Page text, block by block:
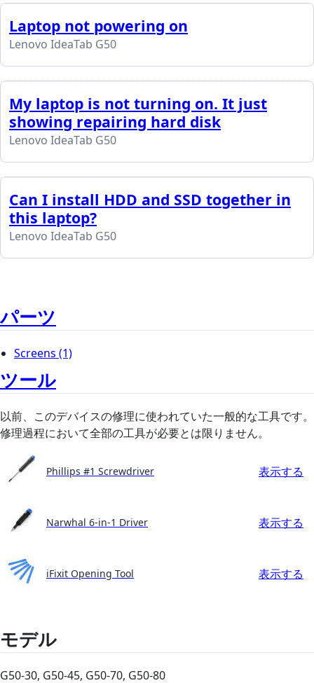
Laptop not powering on
Lenovo IdeaTab G50
My laptop is not turning on. It just
showing repairing hard disk
Lenovo IdeaTab G50
Can I install HDD and SSD together in
this laptop?
Lenovo IdeaTab G50
パーツ
Screens (1)
ツール
以前、このデバイスの修理に使われていた一般的な工具です。
修理過程において全部の工具が必要とは限りません。
Phillips #1 Screwdriver 表示する
Narwhal 6-in-1 Driver 表示する
iFixit Opening Tool 表示する
モデル
G50-30, G50-45, G50-70, G50-80